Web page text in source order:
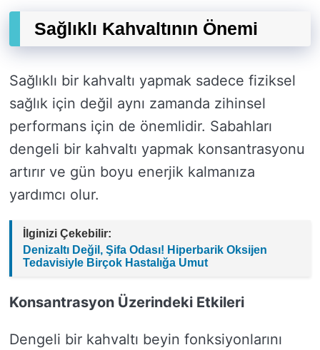
Sağlıklı Kahvaltının Önemi
Sağlıklı bir kahvaltı yapmak sadece fiziksel
sağlık için değil aynı zamanda zihinsel
performans için de önemlidir. Sabahları
dengeli bir kahvaltı yapmak konsantrasyonu
artırır ve gün boyu enerjik kalmanıza
yardımcı olur.
İlginizi Çekebilir:
Denizaltı Değil, Şifa Odası! Hiperbarik Oksijen
Tedavisiyle Birçok Hastalığa Umut
Konsantrasyon Üzerindeki Etkileri
Dengeli bir kahvaltı beyin fonksiyonlarını